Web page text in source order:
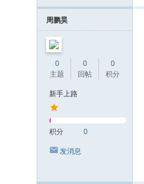
周鹏昊
0
主题
0
回帖
0
积分
新手上路
积分 0
发消息